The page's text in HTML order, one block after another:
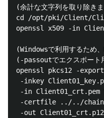
(余計な文字列を取り除き
cd /opt/pki/Client/
openssl x509 -in
(Windowsで利用するため
(-passoutでエクスポー
openssl pkcs12 -
-inkey
-in Client01_crt.pem
-certfile ../../
-out